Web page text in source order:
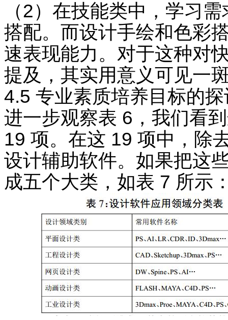
（2）在技能类中，学习
搭配。而设计手绘和色彩
速表现能力。对于这种对
提及，其实用意义可见一
4.5 专业素质培养目标的
进一步观察表 6，我们看
19 项。在这 19 项中，除
设计辅助软件。如果把这
成五个大类，如表 7 所示